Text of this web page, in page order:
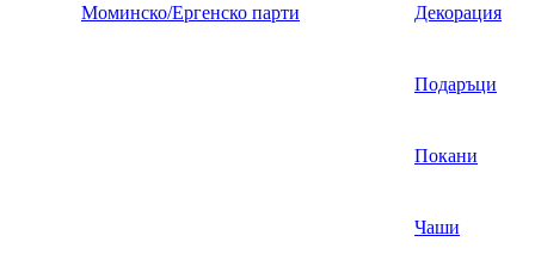
Моминско/Ергенско парти Декорация
Подаръци
Покани
Чаши